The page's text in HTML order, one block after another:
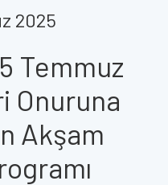
2025
Temmuz
Onuruna
Akşam